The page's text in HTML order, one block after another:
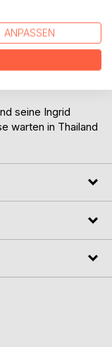
Mitbewohner aus
dagegen
Freundinnen
Verlobter
seine Ingrid
warten in Thailand
ANPASSEN